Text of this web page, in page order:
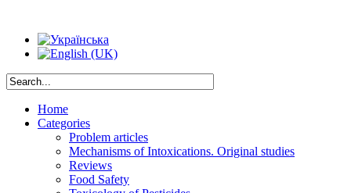
Home
Categories
Problem articles
Mechanisms of Intoxications. Original studies
Reviews
Food Safety